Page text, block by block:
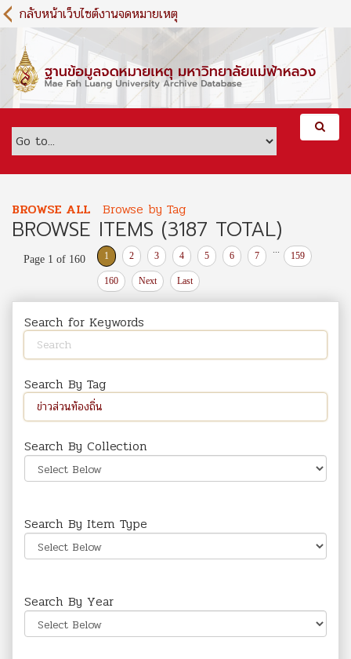
S
k
m
c
กลับหน้าเว็บไซต์งานจดหมายเหตุ
BROWSE ALL Browse by Tag
BROWSE ITEMS (3187 TOTAL)
Page 1 of 160 1 2 3 4 5 6 7 159
160 Next Last
Search for Keywords
Search By Tag
Search By Collection
Search By Item Type
Search By Year